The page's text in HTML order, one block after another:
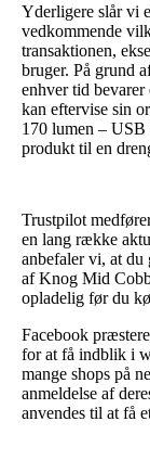
Yderligere slår vi
vedkommende
transaktionen,
bruger. På grund
enhver tid
kan eftervise sin
170 lumen –
produkt til en
Trustpilot
en lang række
anbefaler vi, at du
af Knog Mid
opladelig før du
Facebook
for at få indblik i
mange shops på
anmeldelse af
anvendes til at få